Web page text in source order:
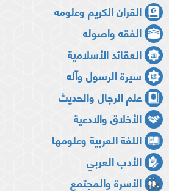
القران الكريم وعلومه
الفقه واصوله
العقائد الأسلامية
سيرة الرسول وآله
علم الرجال والحديث
الأخلاق والادعية
اللغة العربية وعلومها
الأدب العربي
الأسرة والمجتمع